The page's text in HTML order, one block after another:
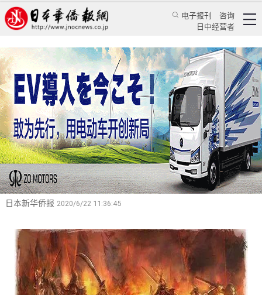
电子报刊
咨询
日中经营者
蒋谈廿四史（47）：“患难之友”构成刘邦团队的
核心
——读《史记》卷九十五《樊郦滕灌列传》随笔
蒋丰 特辑 蒋谈历史
日本新华侨报 2020/6/22 11:36:45